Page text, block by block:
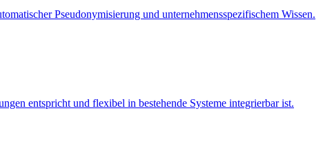
Pseudonymisierung und unternehmensspezifischem Wissen.
entspricht und flexibel in bestehende Systeme integrierbar ist.